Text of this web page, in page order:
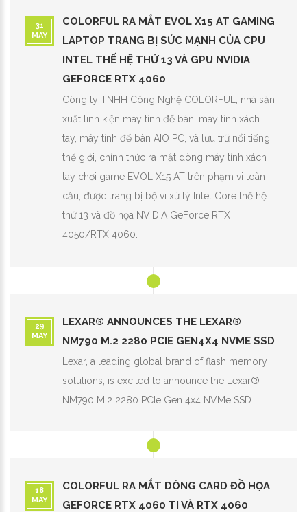
31
MAY
COLORFUL RA MẮT EVOL X15 AT GAMING
LAPTOP TRANG BỊ SỨC MẠNH CỦA CPU
INTEL THẾ HỆ THỨ 13 VÀ GPU NVIDIA
GEFORCE RTX 4060
Công ty TNHH Công Nghệ COLORFUL, nhà sản
xuất linh kiện máy tính để bàn, máy tính xách
tay, máy tính để bàn AIO PC, và lưu trữ nổi tiếng
thế giới, chính thức ra mắt dòng máy tính xách
tay chơi game EVOL X15 AT trên phạm vi toàn
cầu, được trang bị bộ vi xử lý Intel Core thế hệ
thứ 13 và đồ họa NVIDIA GeForce RTX
4050/RTX 4060.
29
MAY
LEXAR® ANNOUNCES THE LEXAR®
NM790 M.2 2280 PCIE GEN4X4 NVME SSD
Lexar, a leading global brand of flash memory
solutions, is excited to announce the Lexar®
NM790 M.2 2280 PCIe Gen 4x4 NVMe SSD.
18
MAY
COLORFUL RA MẮT DÒNG CARD ĐỒ HỌA
GEFORCE RTX 4060 TI VÀ RTX 4060